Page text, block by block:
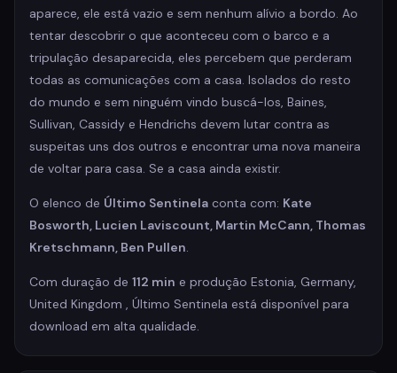
aparece, ele está vazio e sem nenhum alívio a bordo. Ao
tentar descobrir o que aconteceu com o barco e a
tripulação desaparecida, eles percebem que perderam
todas as comunicações com a casa. Isolados do resto
do mundo e sem ninguém vindo buscá-los, Baines,
Sullivan, Cassidy e Hendrichs devem lutar contra as
suspeitas uns dos outros e encontrar uma nova maneira
de voltar para casa. Se a casa ainda existir.
O elenco de Último Sentinela conta com: Kate
Bosworth, Lucien Laviscount, Martin McCann, Thomas
Kretschmann, Ben Pullen.
Com duração de 112 min e produção Estonia, Germany,
United Kingdom , Último Sentinela está disponível para
download em alta qualidade.